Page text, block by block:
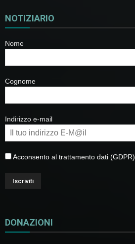
NOTIZIARIO
Nome
Cognome
Indirizzo e-mail
Acconsento al trattamento dati (GDPR)
DONAZIONI